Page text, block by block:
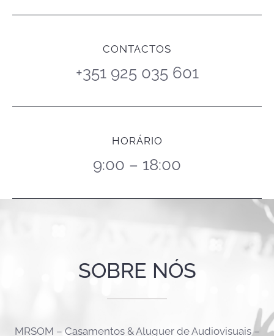
CONTACTOS
+351 925 035 601
HORÁRIO
9:00 – 18:00
SOBRE NÓS
MRSOM – Casamentos & Aluguer de Audiovisuais –